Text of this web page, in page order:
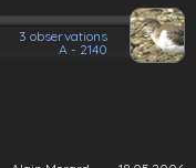
3 observations
A - 2140